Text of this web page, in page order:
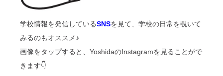
学校情報を発信しているSNSを見て、学校の日常を覗いて
みるのもオススメ♪
画像をタップすると、YoshidaのInstagramを見ることがで
きます👇